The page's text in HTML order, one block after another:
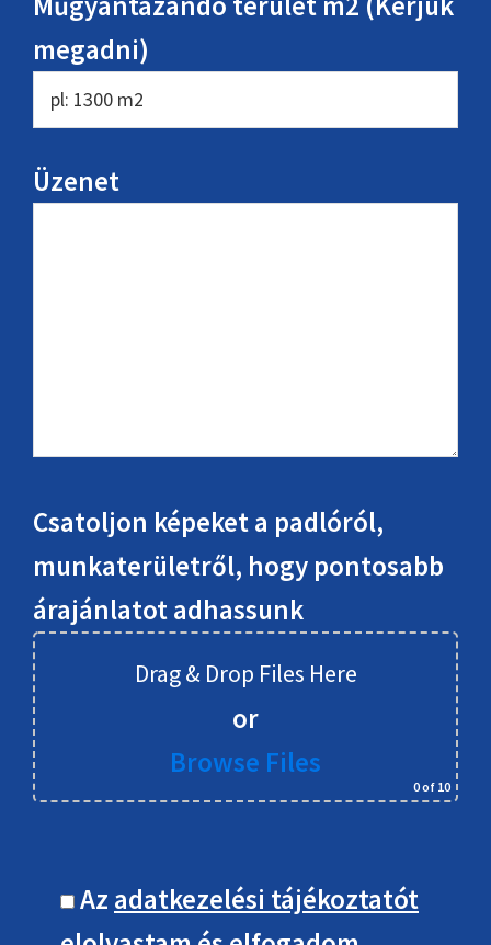
megadni)
Üzenet
Csatoljon képeket a padlóról,
munkaterületről, hogy pontosabb
árajánlatot adhassunk
Drag & Drop Files Here
or
Browse Files
0of 10
Az adatkezelési tájékoztatót